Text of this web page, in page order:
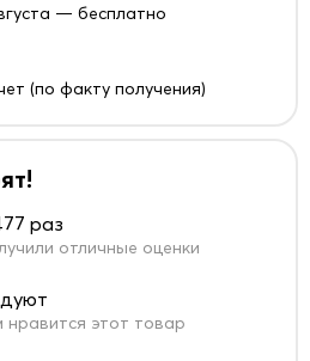
— бесплатно
(по факту получения)
раз
отличные оценки
нравится этот товар